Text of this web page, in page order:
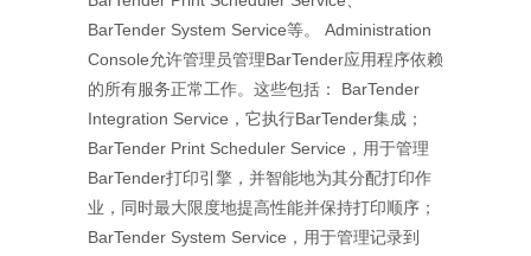
BarTender System Service等。 Administration
Console允许管理员管理BarTender应用程序依赖
的所有服务正常工作。这些包括： BarTender
Integration Service，它执行BarTender集成；
BarTender Print Scheduler Service，用于管理
BarTender打印引擎，并智能地为其分配打印作
业，同时最大限度地提高性能并保持打印顺序；
BarTender System Service，用于管理记录到